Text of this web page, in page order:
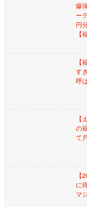
爆
ー
円
【
す
呼
の
て
に
マ